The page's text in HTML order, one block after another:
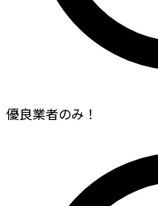
優良業者のみ！